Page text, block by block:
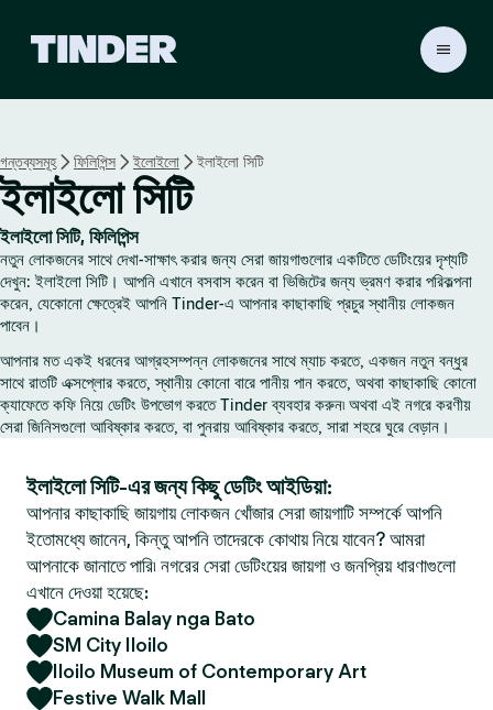
r
হো
ম
গন্তব্যসমূহ ফিলিপিন্স ইলোইলো ইলাইলো সিটি
ইলাইলো সিটি
ইলাইলো সিটি, ফিলিপিন্স
নতুন লোকজনের সাথে দেখা-সাক্ষাৎ করার জন্য সেরা জায়গাগুলোর একটিতে ডেটিংয়ের দৃশ্যটি
দেখুন: ইলাইলো সিটি। আপনি এখানে বসবাস করেন বা ভিজিটের জন্য ভ্রমণ করার পরিকল্পনা
করেন, যেকোনো ক্ষেত্রেই আপনি Tinder-এ আপনার কাছাকাছি প্রচুর স্থানীয় লোকজন
পাবেন।
আপনার মত একই ধরনের আগ্রহসম্পন্ন লোকজনের সাথে ম্যাচ করতে, একজন নতুন বন্ধুর
সাথে রাতটি এক্সপ্লোর করতে, স্থানীয় কোনো বারে পানীয় পান করতে, অথবা কাছাকাছি কোনো
ক্যাফেতে কফি নিয়ে ডেটিং উপভোগ করতে Tinder ব্যবহার করুন৷ অথবা এই নগরে করণীয়
সেরা জিনিসগুলো আবিষ্কার করতে, বা পুনরায় আবিষ্কার করতে, সারা শহরে ঘুরে বেড়ান।
ইলাইলো সিটি-এর জন্য কিছু ডেটিং আইডিয়া:
আপনার কাছাকাছি জায়গায় লোকজন খোঁজার সেরা জায়গাটি সম্পর্কে আপনি
ইতোমধ্যে জানেন, কিন্তু আপনি তাদেরকে কোথায় নিয়ে যাবেন? আমরা
আপনাকে জানাতে পারি৷ নগরের সেরা ডেটিংয়ের জায়গা ও জনপ্রিয় ধারণাগুলো
এখানে দেওয়া হয়েছে:
Camina Balay nga Bato
SM City Iloilo
Iloilo Museum of Contemporary Art
Festive Walk Mall